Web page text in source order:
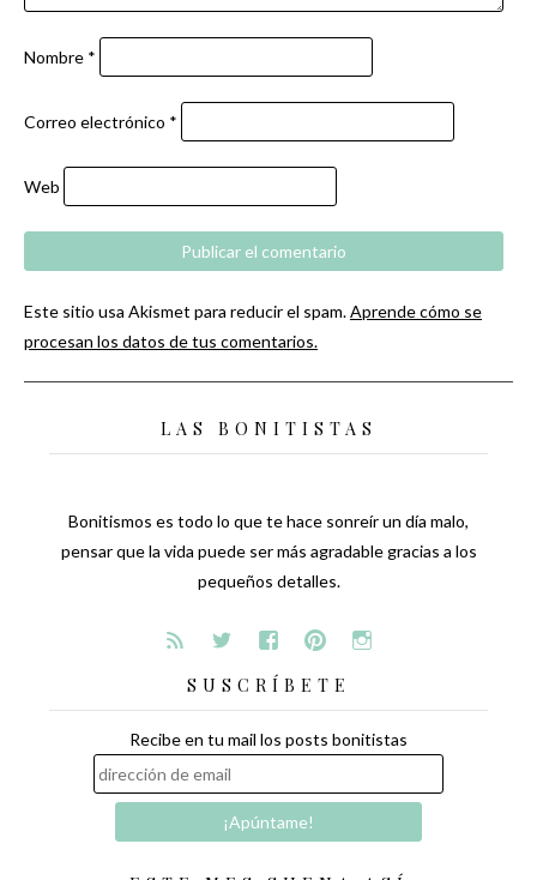
Nombre *
Correo electrónico *
Web
Este sitio usa Akismet para reducir el spam.Aprende cómo se
procesan los datos de tus comentarios.
LAS BONITISTAS
Bonitismos es todo lo que te hace sonreír un día malo,
pensar que la vida puede ser más agradable gracias a los
pequeños detalles.
SUSCRÍBETE
Recibe en tu mail los posts bonitistas